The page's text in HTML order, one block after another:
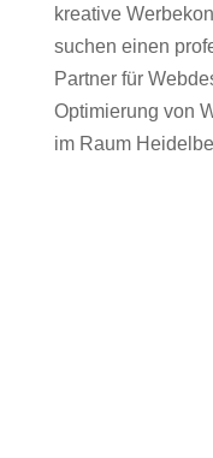
kreative
suchen einen
Partner für
Optimierung von
im Raum